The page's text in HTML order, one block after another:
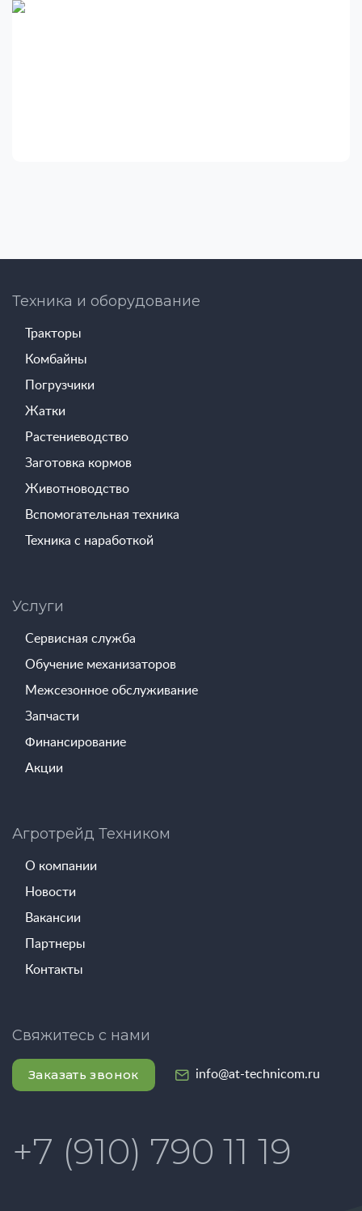
Техника и оборудование
Тракторы
Комбайны
Погрузчики
Жатки
Растениеводство
Заготовка кормов
Животноводство
Вспомогательная техника
Техника с наработкой
Услуги
Сервисная служба
Обучение механизаторов
Межсезонное обслуживание
Запчасти
Финансирование
Акции
Агротрейд Техником
О компании
Новости
Вакансии
Партнеры
Контакты
Свяжитесь с нами
Заказать звонок info@at-technicom.ru
+7 (910) 790 11 19